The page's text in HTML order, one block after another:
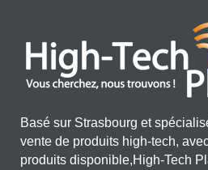
Basé sur Strasbourg et
vente de produits high-tech,
produits disponible,High-Tech